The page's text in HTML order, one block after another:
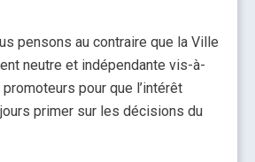
pensons au contraire que la Ville
neutre et indépendante vis-à-
pour que l’intérêt
primer sur les décisions du